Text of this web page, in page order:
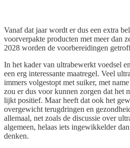
Vanaf dat jaar wordt er dus een extra
voorverpakte producten met meer dan
2028 worden de voorbereidingen
In het kader van ultrabewerkt voedsel
een erg interessante maatregel. Veel
immers volgestopt met suiker, met
zou er dus voor kunnen zorgen dat het
lijkt positief. Maar heeft dat ook het
overgewicht terugdringen en
allemaal, net zoals de discussie over
algemeen, helaas iets ingewikkelder
denken.